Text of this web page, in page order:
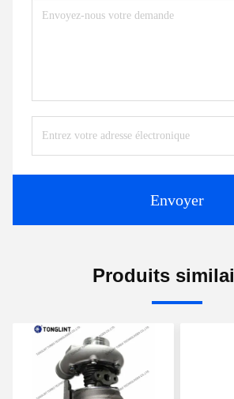
Envoyer
Produits